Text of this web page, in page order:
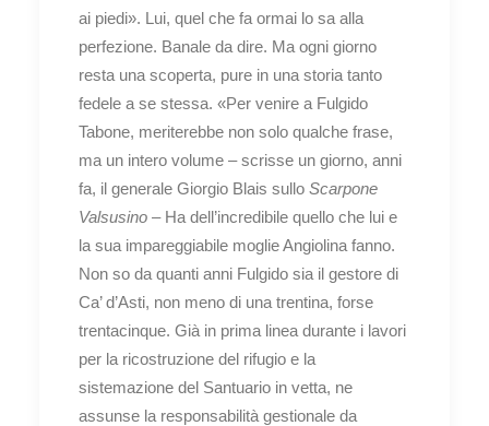
ai piedi». Lui, quel che fa ormai lo sa alla
perfezione. Banale da dire. Ma ogni giorno
resta una scoperta, pure in una storia tanto
fedele a se stessa. «Per venire a Fulgido
Tabone, meriterebbe non solo qualche frase,
ma un intero volume – scrisse un giorno, anni
fa, il generale Giorgio Blais sullo Scarpone
Valsusino – Ha dell’incredibile quello che lui e
la sua impareggiabile moglie Angiolina fanno.
Non so da quanti anni Fulgido sia il gestore di
Ca’ d’Asti, non meno di una trentina, forse
trentacinque. Già in prima linea durante i lavori
per la ricostruzione del rifugio e la
sistemazione del Santuario in vetta, ne
assunse la responsabilità gestionale da